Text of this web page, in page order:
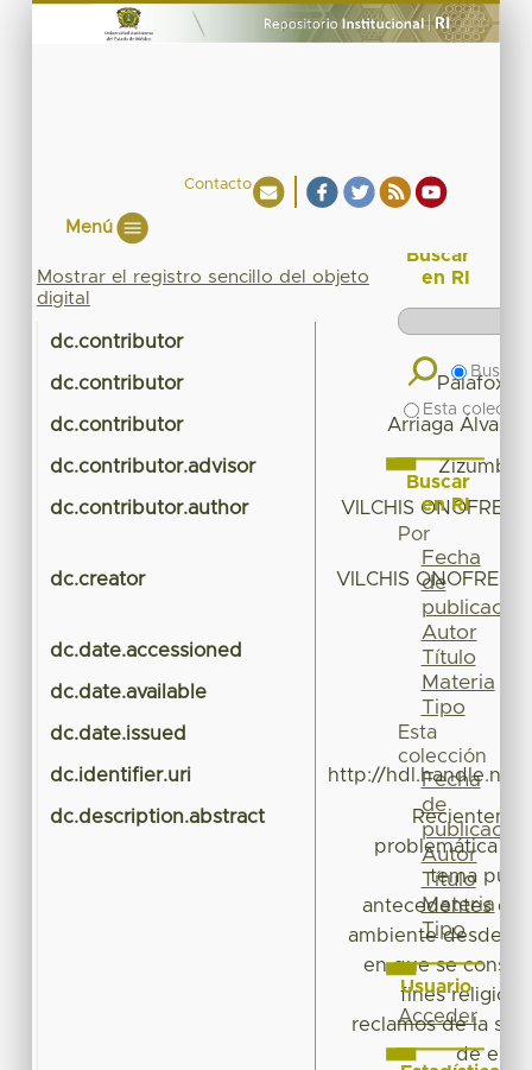
Contacto
Menú
Mostrar el registro sencillo del objeto
digital
dc.contributor
dc.contributor Palafox-
dc.contributor Arriaga
dc.contributor.advisor Zizumbo
dc.contributor.author VILCHIS ONOFRE,
dc.creator VILCHIS ONOFRE,
dc.date.accessioned
dc.date.available
dc.date.issued
dc.identifier.uri http://hdl.handle.net/
dc.description.abstract
problemática se
tema
antecedentes de
ambiente desde la
en que se
fines
reclamos de la
de
Buscar
en RI
Buscar
Esta
Buscar
en RI
Por
Fecha
de
publicación
Autor
Título
Materia
Tipo
Esta
colección
Fecha
de
publicación
Autor
Título
Materia
Tipo
Usuario
Acceder